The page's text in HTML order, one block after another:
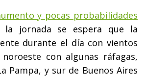
y pocas probabilidades
la jornada se espera que la
durante el día con vientos
con algunas ráfagas,
Pampa, y sur de Buenos Aires